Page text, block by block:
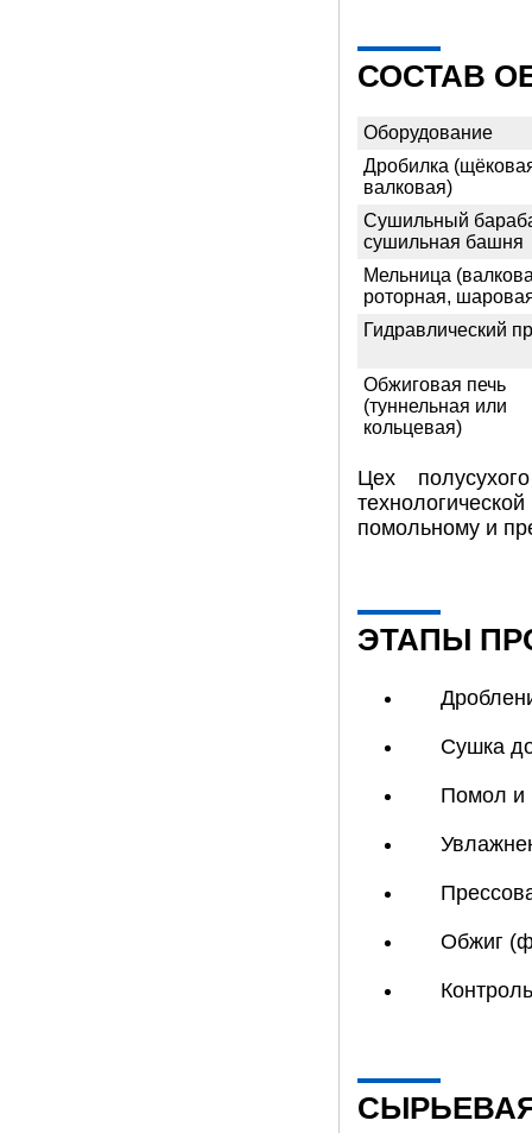
СОСТАВ
Оборудование
Дробилка
валковая)
Сушильный
сушильная башня
Мельница
роторная,
Гидравлический
Обжиговая печь
(туннельная или
кольцевая)
Цех
помольному и
ЭТАПЫ
Сушка
Помол и
Обжиг